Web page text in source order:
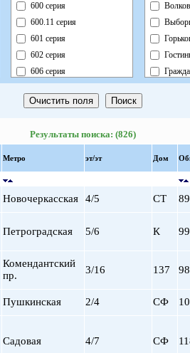
600 серия
600.11 серия
601 серия
602 серия
606 серия
Брежневка
Индивидуальный
Кирпично-Монолитный
Кирпичный
Коттедж
Немецкий
Панельный
Ст.Фонд Кап.Рем.
Лесная
Результаты поиска: (826)
Метро эт/эт Дом
Новочеркасская 4/5 СТ
Петроградская 5/6 К
Комендантский
пр.
3/16 137
Пушкинская 2/4 СФ
Садовая 4/7 СФ